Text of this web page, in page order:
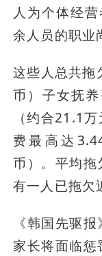
人为个体经
余人员的职业
这些人总共
币）子女抚
（约合21.1
费最高达
币）。平均拖
有一人已拖欠
《韩国先驱
家长将面临